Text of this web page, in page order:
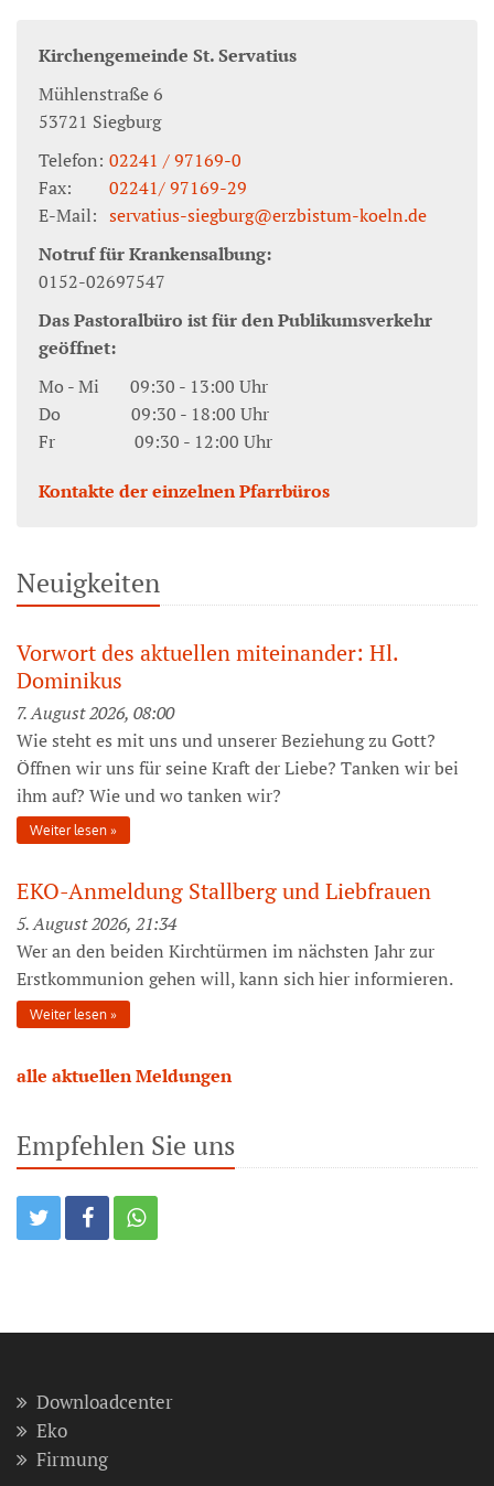
Kirchengemeinde St. Servatius
Mühlenstraße 6
53721 Siegburg
Telefon: 02241 / 97169-0
Fax:
02241/ 97169-29
E-Mail: servatius-siegburg@erzbistum-koeln.de
Notruf für Krankensalbung:
0152-02697547
Das Pastoralbüro ist für den Publikumsverkehr
geöffnet:
Mo - Mi 09:30 - 13:00 Uhr
Do 09:30 - 18:00 Uhr
Fr 09:30 - 12:00 Uhr
Kontakte der einzelnen Pfarrbüros
Neuigkeiten
Vorwort des aktuellen miteinander: Hl.
Dominikus
7. August 2026, 08:00
Wie steht es mit uns und unserer Beziehung zu Gott?
Öffnen wir uns für seine Kraft der Liebe? Tanken wir bei
ihm auf? Wie und wo tanken wir?
Weiter lesen
EKO-Anmeldung Stallberg und Liebfrauen
5. August 2026, 21:34
Wer an den beiden Kirchtürmen im nächsten Jahr zur
Erstkommunion gehen will, kann sich hier informieren.
Weiter lesen
alle aktuellen Meldungen
Empfehlen Sie uns
Downloadcenter
Eko
Firmung